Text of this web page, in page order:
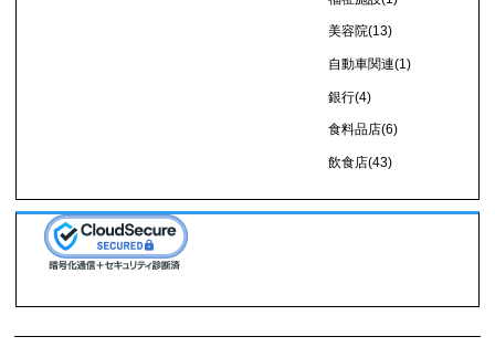
美容院(13)
自動車関連(1)
銀行(4)
食料品店(6)
飲食店(43)